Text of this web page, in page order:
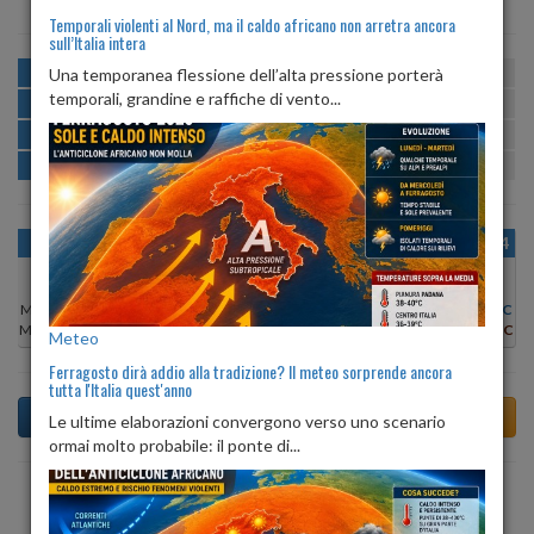
MATTINA min:22º max:30º U:
POMERIGGIO min:30º max:31º
SERA min:25º max:30º U:66% 91%
NOTTE min: 22º max:24º U:89%
OGGI
Min:
26°C
Max:27°C
DOM 09
Min:
Max:29°C
LUN 10
Min:30°C
Max:31°C
MAR 11
Min:
30°C
Max:31°C
MER 12
Max:28°C
GIO 13
Min:26°C
Max:28°C
VEN 14
30°C
Max:31°C
Previsioni del Tempo a Andalo Valtellino di dopodomani
Temporali violenti al Nord, ma il caldo africano non arretra ancora
sull’Italia intera
Una temporanea flessione dell’alta pressione porterà
temporali, grandine e raffiche di vento...
Meteo
Ferragosto dirà addio alla tradizione? Il meteo sorprende ancora
tutta l'Italia quest'anno
Le ultime elaborazioni convergono verso uno scenario
ormai molto probabile: il ponte di...